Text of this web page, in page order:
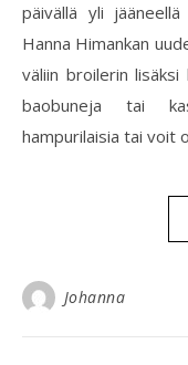
päivällä yli
Hanna Himankan
väliin broilerin
baobuneja tai
hampurilaisia tai voit
Johanna